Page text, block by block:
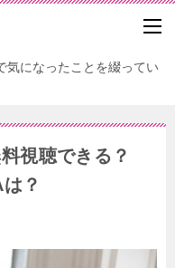
気になったことを綴ってい
視聴できる？
？